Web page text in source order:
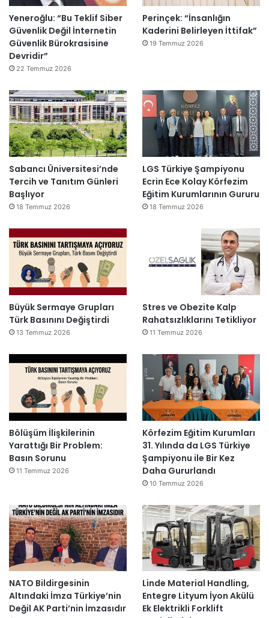
Yeneroğlu: “Bu Teklif Siber
Güvenlik Değil İnternetin
Güvenlik Bürokrasisine
Devridir”
22 Temmuz 2026
Perinçek: “İnsanlığın
Kaderini Belirleyen İttifak”
19 Temmuz 2026
Sabancı Üniversitesi’nde
Tercih ve Tanıtım Günleri
Başlıyor
18 Temmuz 2026
LGS Türkiye Şampiyonu
Ecrin Ece Kolay Körfezim
Eğitim Kurumlarının Gururu
18 Temmuz 2026
Büyük Sermaye Grupları
Türk Basınını Değiştirdi
13 Temmuz 2026
Stres ve Obezite Kalp
Rahatsızlıklarını Tetikliyor
11 Temmuz 2026
Bölüşüm İlişkilerinin
Yarattığı Bir Problem:
Basın Sorunu
11 Temmuz 2026
Körfezim Eğitim Kurumları
31. Yılında da LGS Türkiye
Şampiyonu ile Bir Kez
Daha Gururlandı
10 Temmuz 2026
NATO Bildirgesinin
Altındaki İmza Türkiye’nin
Değil AK Parti’nin İmzasıdır
Linde Material Handling,
Entegre Lityum İyon Akülü
Ek Elektrikli Forklift